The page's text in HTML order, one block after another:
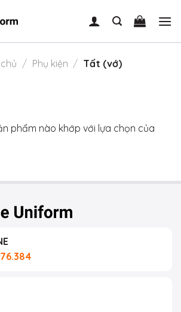
/ Phụ kiện / Tất (vớ)
phẩm nào khớp với lựa chọn của